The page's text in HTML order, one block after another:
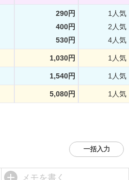
290円
1人気
400円
2人気
530円 4人気
1,030円 1人気
1,540円 1人気
5,080円 1人気
一括入力
メモを書く